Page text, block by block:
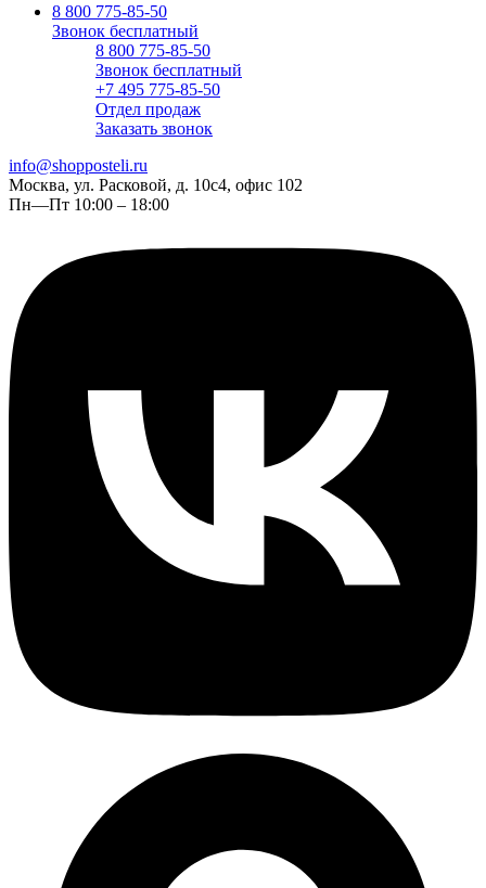
8 800 775-85-50
Звонок бесплатный
8 800 775-85-50
Звонок бесплатный
+7 495 775-85-50
Отдел продаж
Заказать звонок
info@shopposteli.ru
Москва, ул. Расковой, д. 10с4, офис 102
Пн—Пт 10:00 – 18:00